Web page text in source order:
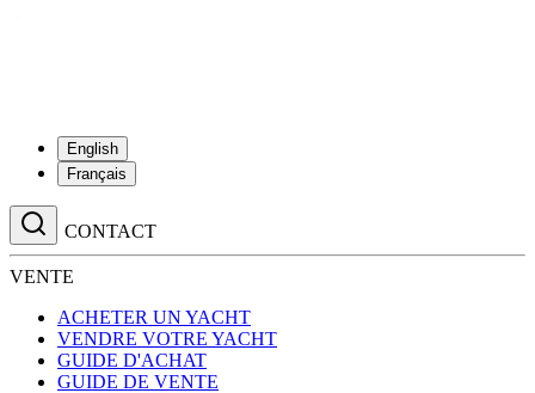
English
Français
CONTACT
VENTE
ACHETER UN YACHT
VENDRE VOTRE YACHT
GUIDE D'ACHAT
GUIDE DE VENTE